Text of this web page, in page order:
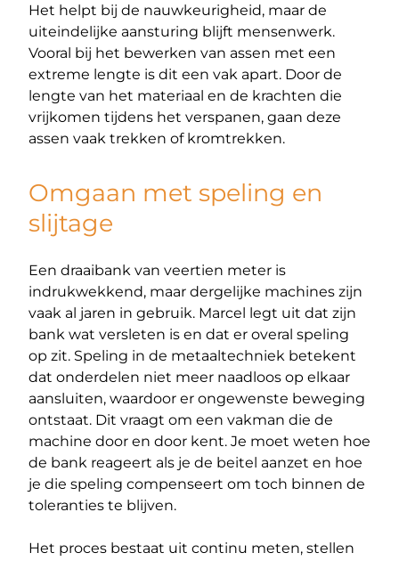
Het helpt bij de nauwkeurigheid, maar de
uiteindelijke aansturing blijft mensenwerk.
Vooral bij het bewerken van assen met een
extreme lengte is dit een vak apart. Door de
lengte van het materiaal en de krachten die
vrijkomen tijdens het verspanen, gaan deze
assen vaak trekken of kromtrekken.
Omgaan met speling en
slijtage
Een draaibank van veertien meter is
indrukwekkend, maar dergelijke machines zijn
vaak al jaren in gebruik. Marcel legt uit dat zijn
bank wat versleten is en dat er overal speling
op zit. Speling in de metaaltechniek betekent
dat onderdelen niet meer naadloos op elkaar
aansluiten, waardoor er ongewenste beweging
ontstaat. Dit vraagt om een vakman die de
machine door en door kent. Je moet weten hoe
de bank reageert als je de beitel aanzet en hoe
je die speling compenseert om toch binnen de
toleranties te blijven.
Het proces bestaat uit continu meten, stellen